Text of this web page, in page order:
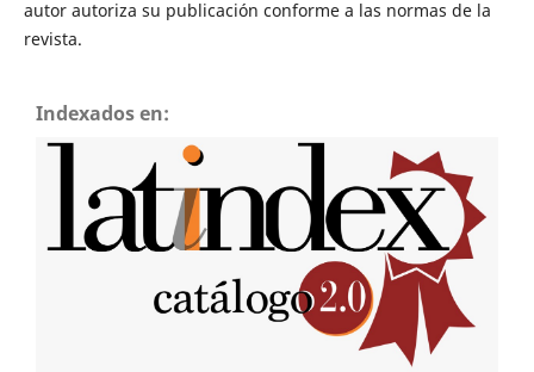
autor autoriza su publicación conforme a las normas de la
revista.
Indexados en: